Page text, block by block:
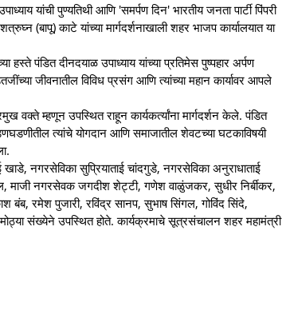
यांची पुण्यतिथी आणि 'समर्पण दिन' भारतीय जनता पार्टी पिंपरी
(बापू) काटे यांच्या मार्गदर्शनाखाली शहर भाजप कार्यालयात या
हस्ते पंडित दीनदयाळ उपाध्याय यांच्या प्रतिमेस पुष्पहार अर्पण
जीवनातील विविध प्रसंग आणि त्यांच्या महान कार्यावर आपले
वक्ते म्हणून उपस्थित राहून कार्यकर्त्यांना मार्गदर्शन केले. पंडित
त्यांचे योगदान आणि समाजातील शेवटच्या घटकाविषयी
खाडे, नगरसेविका सुप्रियाताई चांदगुडे, नगरसेविका अनुराधाताई
माजी नगरसेवक जगदीश शेट्टी, गणेश वाळुंजकर, सुधीर निर्बीकर,
बंब, रमेश पुजारी, रविंद्र सानप, सुभाष सिंगल, गोविंद सिंदे,
संख्येने उपस्थित होते. कार्यक्रमाचे सूत्रसंचालन शहर महामंत्री